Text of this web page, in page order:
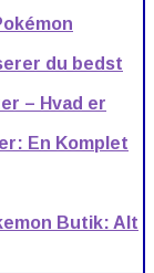
du bedst
– Hvad er
En Komplet
Butik: Alt